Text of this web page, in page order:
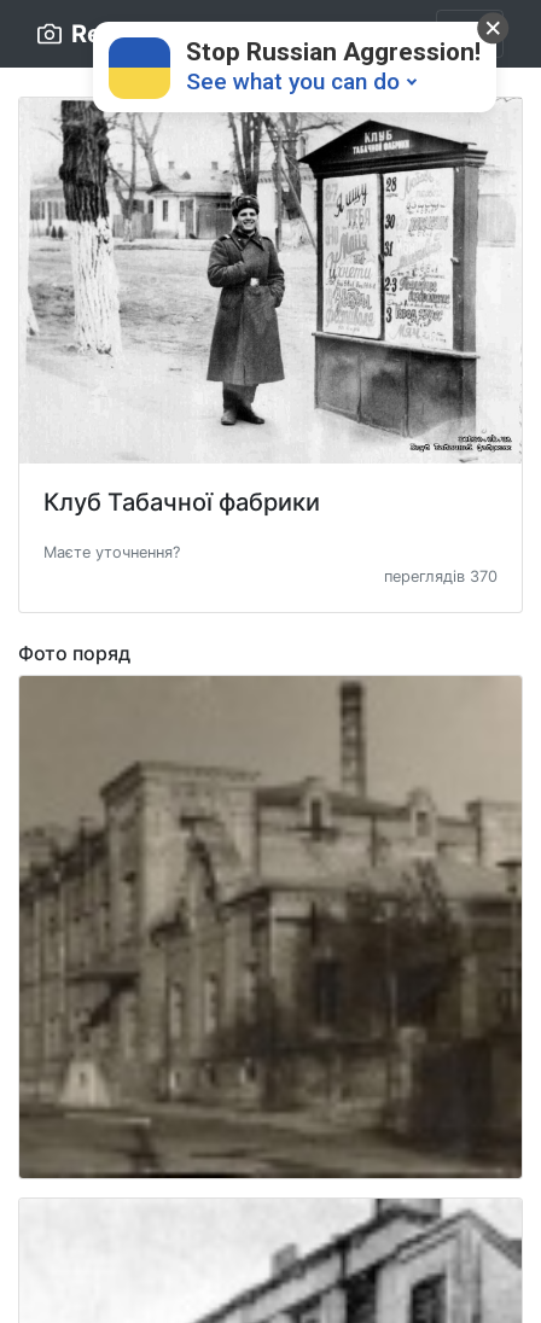
Retro.ck.ua
Клуб Табачної фабрики
Маєте уточнення?
переглядів 370
Фото поряд
Stop Russian Aggression!
See what you can do
Donate 💸
Support Ukraine ❤